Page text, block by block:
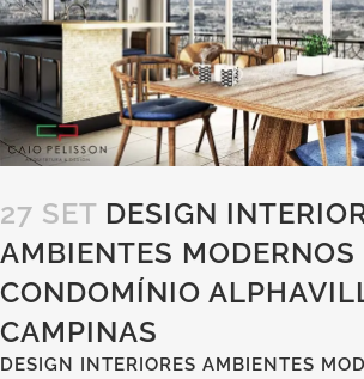
27 SET DESIGN
AMBIENTES MODERNOS
CONDOMÍNIO
CAMPINAS
DESIGN INTERIORES AMBIENTES